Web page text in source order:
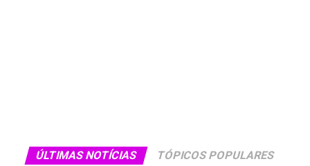
ÚLTIMAS NOTÍCIAS
TÓPICOS POPULARES